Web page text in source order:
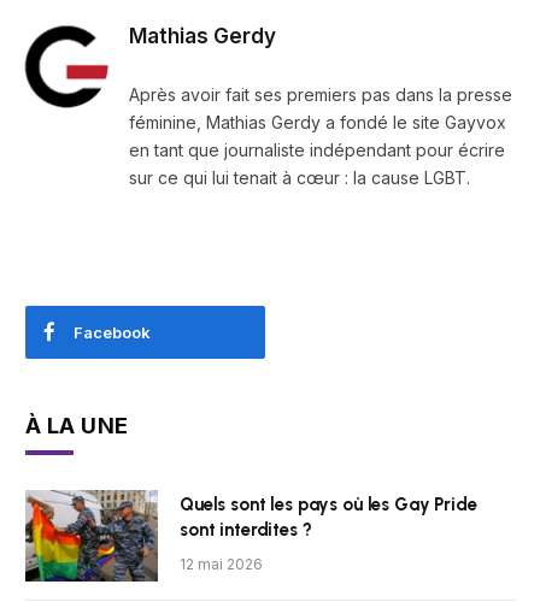
Mathias Gerdy
Après avoir fait ses premiers pas dans la presse
féminine, Mathias Gerdy a fondé le site Gayvox
en tant que journaliste indépendant pour écrire
sur ce qui lui tenait à cœur : la cause LGBT.
Facebook
À LA UNE
Quels sont les pays où les Gay Pride
sont interdites ?
12 mai 2026